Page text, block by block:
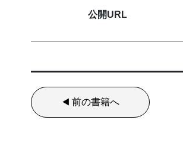
公開URL
前の書籍へ